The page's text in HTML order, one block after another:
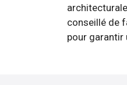
conseillé de
pour garantir